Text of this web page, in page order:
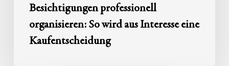
Besichtigungen professionell
organisieren: So wird aus Interesse eine
Kaufentscheidung